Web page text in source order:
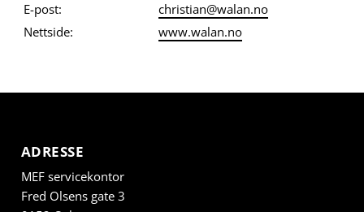
E-post:
christian@walan.no
Nettside:
www.walan.no
ADRESSE
MEF servicekontor
Fred Olsens gate 3